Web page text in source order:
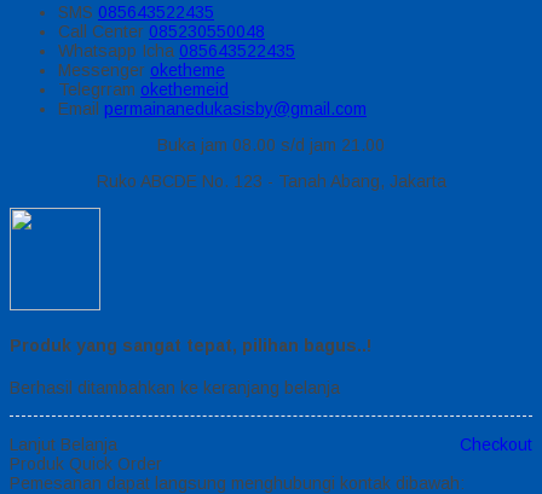
SMS 085643522435
Call Center 085230550048
Whatsapp Icha 085643522435
Messenger oketheme
Telegrram okethemeid
Email permainanedukasisby@gmail.com
Buka jam 08.00 s/d jam 21.00
Ruko ABCDE No. 123 - Tanah Abang, Jakarta
Produk yang sangat tepat, pilihan bagus..!
Berhasil ditambahkan ke keranjang belanja
Lanjut Belanja
Checkout
Produk Quick Order
Pemesanan dapat langsung menghubungi kontak dibawah: